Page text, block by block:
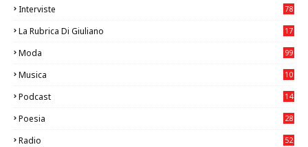
Interviste 78
La Rubrica Di Giuliano
17
Moda 99
Musica
10
Podcast 14
Poesia 28
Radio 52